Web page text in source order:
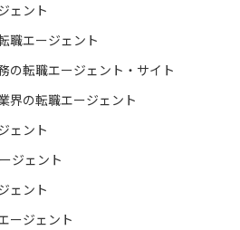
ェント
職エージェント
の転職エージェント・サイト
界の転職エージェント
ェント
ジェント
ェント
ージェント